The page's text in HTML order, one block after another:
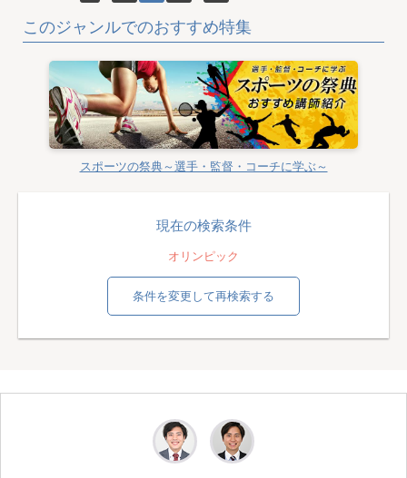
このジャンルでのおすすめ特集
スポーツの祭典～選手・監督・コーチに学ぶ～
現在の検索条件
オリンピック
条件を変更して再検索する